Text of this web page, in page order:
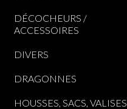
DÉCOCHEURS /
ACCESSOIRES
DIVERS
DRAGONNES
HOUSSES, SACS, VALISES